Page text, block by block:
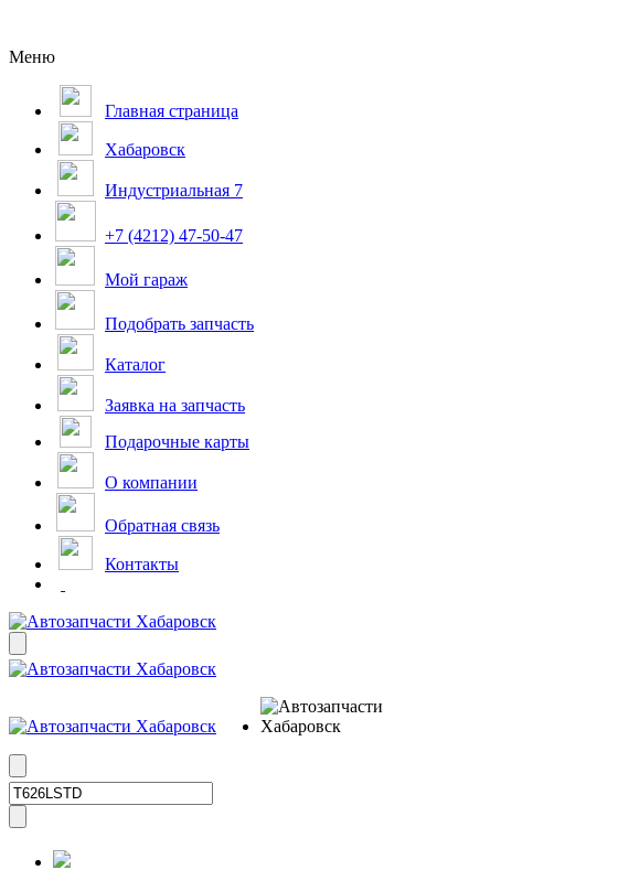
Меню
Главная страница
Хабаровск
Индустриальная 7
+7 (4212) 47-50-47
Мой гараж
Подобрать запчасть
Каталог
Заявка на запчасть
Подарочные карты
О компании
Обратная связь
Контакты